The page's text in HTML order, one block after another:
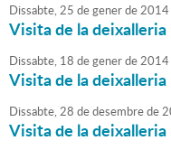
Dissabte,25 degenerde2014
Visita de la
Dissabte, 18 degenerde2014
Visita de la
Dissabte,28 dedesembrede
Visita de la